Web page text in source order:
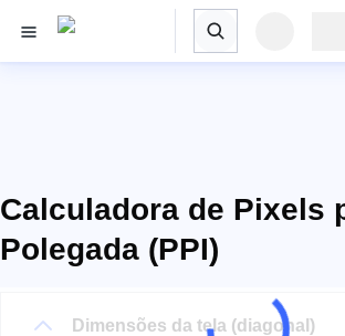
Calculadora de Pixels
Polegada (PPI)
Dimensões da tela (diagonal)